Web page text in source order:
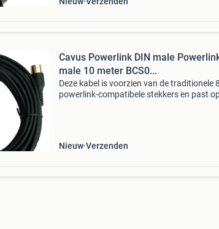
Cavus Powerlink DIN male
male 10 meter BCS0...
Deze kabel is voorzien van de traditionele
powerlink-compatibele stekkers en past
Nieuw Verzenden